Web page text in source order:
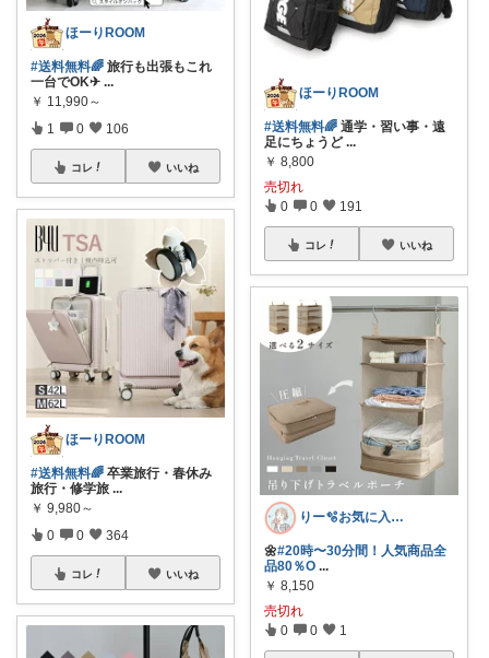
ほーりROOM
#送料無料🌈 旅行も出張もこれ
一台でOK✈ ...
￥ 11,990～
1 0 106
コレ いいね
ほーりROOM
#送料無料🌈 卒業旅行・春休み
旅行・修学旅 ...
￥ 9,980～
0 0 364
コレ いいね
ほーりROOM
#送料無料🌈 通学・習い事・遠
足にちょうど ...
￥ 8,800
売切れ
0 0 191
コレ いいね
りー🫧お気に入りのある暮らし🧺
🌼#20時〜30分間！人気商品全
品80％O ...
￥ 8,150
売切れ
0 0 1